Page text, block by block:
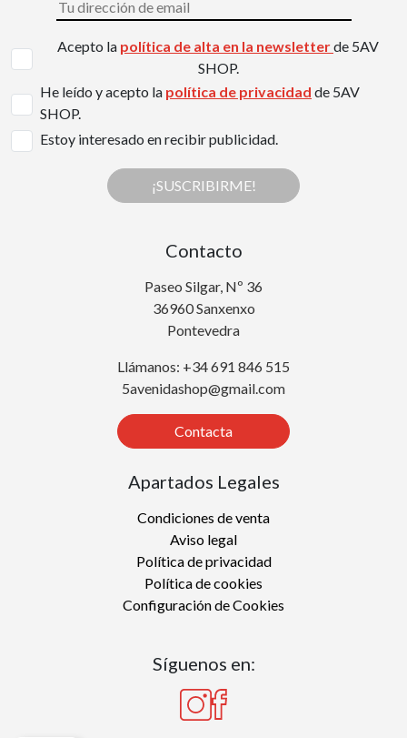
Acepto la política de alta en la newsletterde 5AV
SHOP.
He leído y acepto la política de privacidad de 5AV
SHOP.
Estoy interesado en recibir publicidad.
¡SUSCRIBIRME!
Contacto
Paseo Silgar, Nº 36
36960 Sanxenxo
Pontevedra
Llámanos: +34 691 846 515
5avenidashop@gmail.com
Contacta
Apartados Legales
Condiciones de venta
Aviso legal
Política de privacidad
Política de cookies
Configuración de Cookies
Síguenos en: